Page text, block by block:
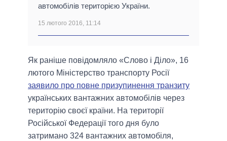
автомобілів територією України.
15 лютого 2016, 11:14
Як раніше повідомляло «Слово і Діло», 16
лютого Міністерство транспорту Росії
заявило про повне призупинення транзиту
українських вантажних автомобілів через
територію своєї країни. На території
Російської Федерації того дня було
затримано 324 вантажних автомобіля,